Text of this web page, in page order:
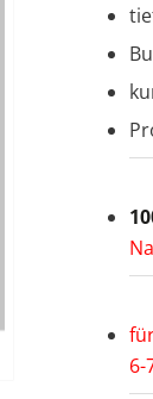
6-